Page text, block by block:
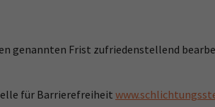
genannten Frist zufriedenstellend
für Barrierefreiheit